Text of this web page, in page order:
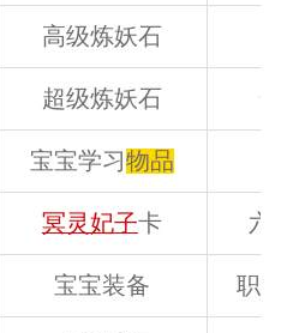
高级炼妖石
超级炼妖石
宝宝学习物品
冥灵妃子卡 六
宝宝装备 职业